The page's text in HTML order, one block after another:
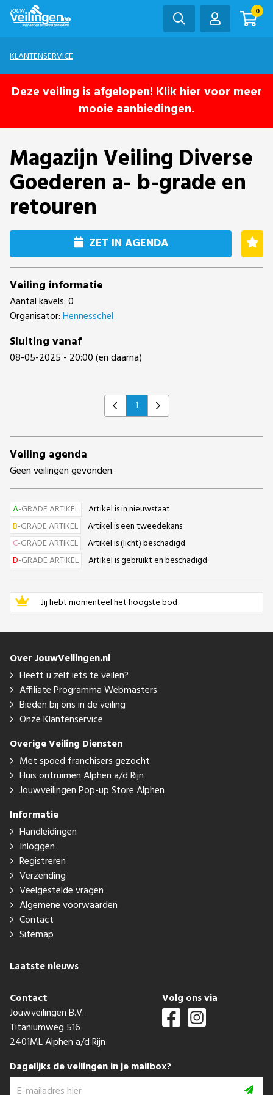
0
KLANTENSERVICE
Deze veiling is afgelopen! Klik hier voor meer
mooie aanbiedingen.
Magazijn Veiling Diverse
Goederen a- b-grade en
retouren
ZET IN AGENDA
Veiling informatie
Aantal kavels: 0
Organisator:Hennesschel
Sluiting vanaf
08-05-2025 - 20:00 (en daarna)
Previous
1 Next
Veiling agenda
Geen veilingen gevonden.
A-GRADE ARTIKEL
Artikel is in nieuwstaat
B-GRADE ARTIKEL
Artikel is een tweedekans
C-GRADE ARTIKEL
Artikel is (licht) beschadigd
D-GRADE ARTIKEL Artikel is gebruikt en beschadigd
Jij hebt momenteel het hoogste bod
Over JouwVeilingen.nl
Heeft u zelf iets te veilen?
Affiliate Programma Webmasters
Bieden bij ons in de veiling
Onze Klantenservice
Overige Veiling Diensten
Met spoed franchisers gezocht
Huis ontruimen Alphen a/d Rijn
Jouwveilingen Pop-up Store Alphen
Informatie
Handleidingen
Inloggen
Registreren
Verzending
Veelgestelde vragen
Algemene voorwaarden
Contact
Sitemap
Laatste nieuws
Contact
Jouwveilingen B.V.
Titaniumweg 516
2401ML Alphen a/d Rijn
Volg ons via
Dagelijks de veilingen in je mailbox?